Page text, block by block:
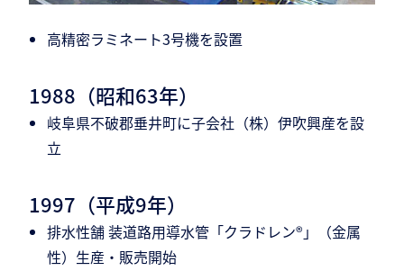
高精密ラミネート3号機を設置
1988（昭和63年）
岐阜県不破郡垂井町に子会社（株）伊吹興産を設
立
1997（平成9年）
排水性舗 装道路用導水管「クラドレン®」（金属
性）生産・販売開始